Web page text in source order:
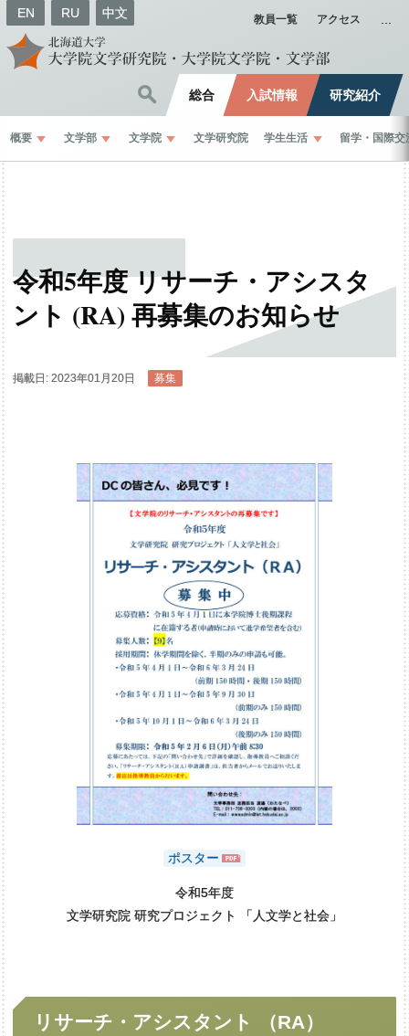
EN RU 中文 教員一覧 アクセス
総合 入試情報 研究紹介
概要 文学部 文学院 文学研究院 学生生活 留学 ・ 国際交
令和5年度リサーチ ・ アシスタ
ント (RA)再募集のお知らせ
掲載日: 2023年01月20日 募集
ポスター
令和5年度
文学研究院 研究プロジェクト 「人文学と社会」
リサーチ・ アシスタント
（RA）